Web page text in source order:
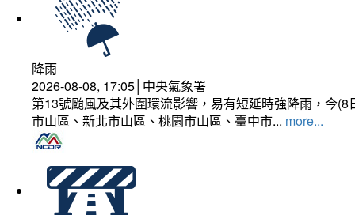
降雨
2026-08-08, 17:05│中央氣象署
第13號颱風及其外圍環流影響，易有短延時強降雨，今
市山區、新北市山區、桃園市山區、臺中市... more...